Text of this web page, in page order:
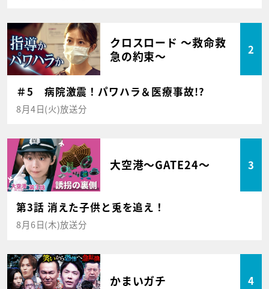
クロスロード ～救命救
急の約束～
2
＃5 病院激震！パワハラ＆医療事故!?
8月4日(火)放送分
大空港～GATE24～ 3
第3話 消えた子供と兎を追え！
8月6日(木)放送分
かまいガチ 4